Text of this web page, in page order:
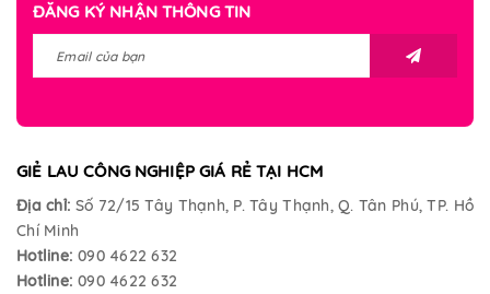
ĐĂNG KÝ NHẬN THÔNG TIN
GIẺ LAU CÔNG NGHIỆP GIÁ RẺ TẠI HCM
Địa chỉ: Số 72/15 Tây Thạnh, P. Tây Thạnh, Q. Tân Phú, TP. Hồ
Chí Minh
Hotline: 090 4622 632
Hotline: 090 4622 632